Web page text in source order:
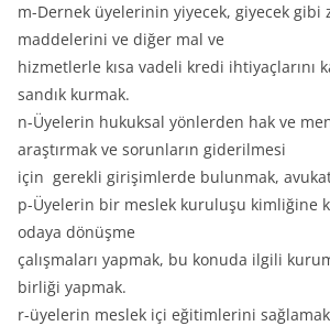
m-Dernek üyelerinin yiyecek, giyecek gibi
maddelerini ve diğer mal ve
hizmetlerle kısa vadeli kredi ihtiyaçlarını
sandık kurmak.
n-Üyelerin hukuksal yönlerden hak ve
araştırmak ve sorunların giderilmesi
için gerekli girişimlerde bulunmak,
p-Üyelerin bir meslek kuruluşu kimliğine
odaya dönüşme
çalışmaları yapmak, bu konuda ilgili
birliği yapmak.
r-üyelerin meslek içi eğitimlerini